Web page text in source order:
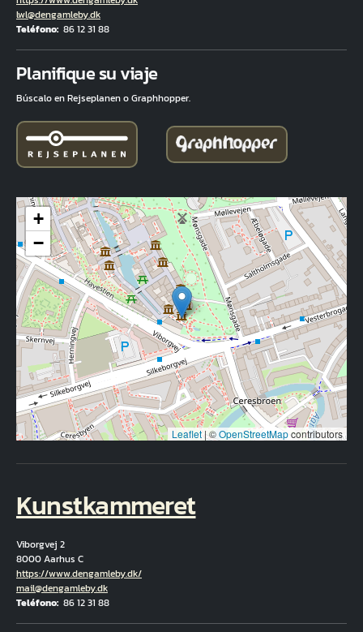
Correo electrónico
lwl@dengamleby.dk
Teléfono 86 12 31 88
Planifique su viaje
Búscalo en Rejseplanen o Graphhopper.
+
−
Leaflet |©OpenStreetMapcontributors
Kunstkammeret
Viborgvej 2
8000 Aarhus C
Hjemmeside
https://www.dengamleby.dk/
Correo electrónico
mail@dengamleby.dk
Teléfono 86 12 31 88